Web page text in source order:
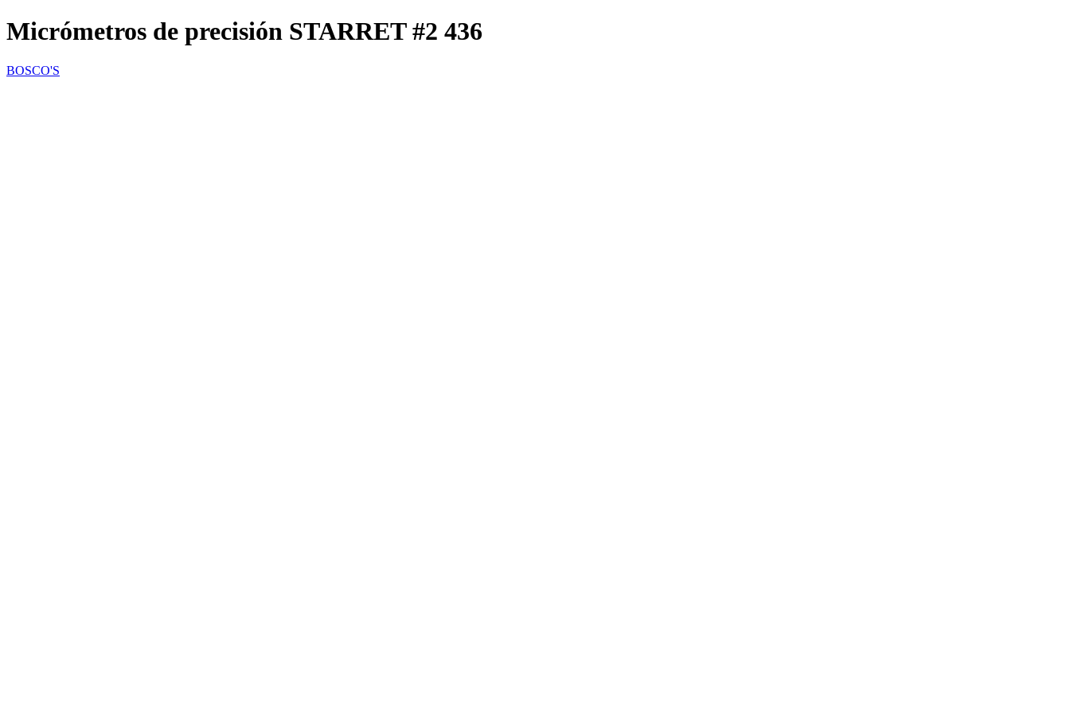
Micrómetros de precisión STARRET #2 436
BOSCO'S